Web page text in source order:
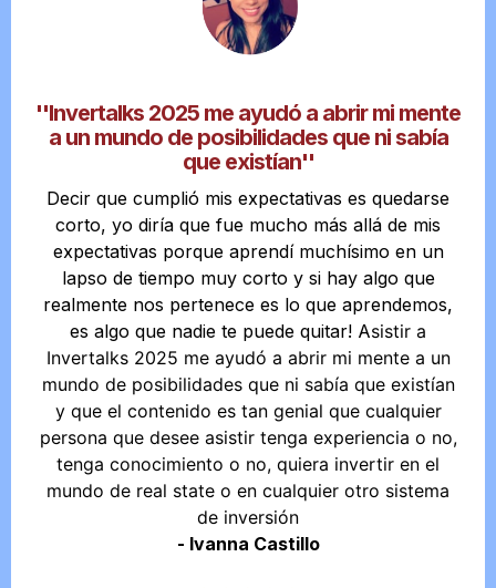
''Invertalks 2025 me ayudó a abrir mi mente
a un mundo de posibilidades que ni sabía
que existían''
Decir que cumplió mis expectativas es quedarse
corto, yo diría que fue mucho más allá de mis
expectativas porque aprendí muchísimo en un
lapso de tiempo muy corto y si hay algo que
realmente nos pertenece es lo que aprendemos,
es algo que nadie te puede quitar! Asistir a
Invertalks 2025 me ayudó a abrir mi mente a un
mundo de posibilidades que ni sabía que existían
y que el contenido es tan genial que cualquier
persona que desee asistir tenga experiencia o no,
tenga conocimiento o no, quiera invertir en el
mundo de real state o en cualquier otro sistema
de inversión
- Ivanna Castillo